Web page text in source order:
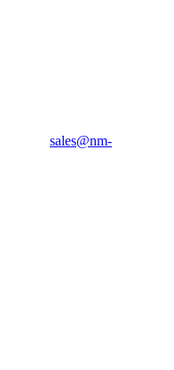
sales@nm-